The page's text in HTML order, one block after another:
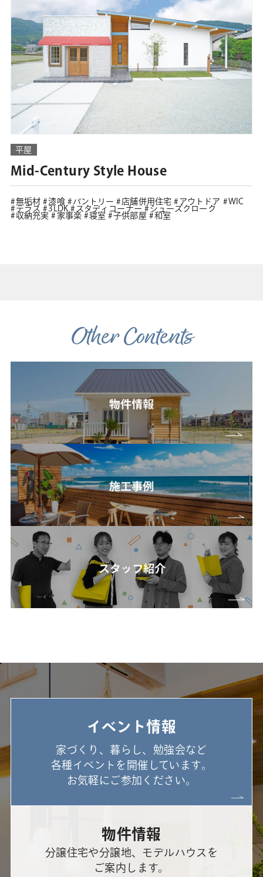
平屋
Mid-Century Style House
無垢材 漆喰 パントリー 店舗併用住宅 アウトドア
WIC
テラス
3LDK スタディコーナー
シューズクローク
収納充実
家事楽 寝室 子供部屋 和室
Other Contents
イベント情報
家づくり、暮らし、勉強会など
各種イベントを開催しています。
お気軽にご参加ください。
物件情報
分譲住宅や分譲地、モデルハウスを
ご案内します。